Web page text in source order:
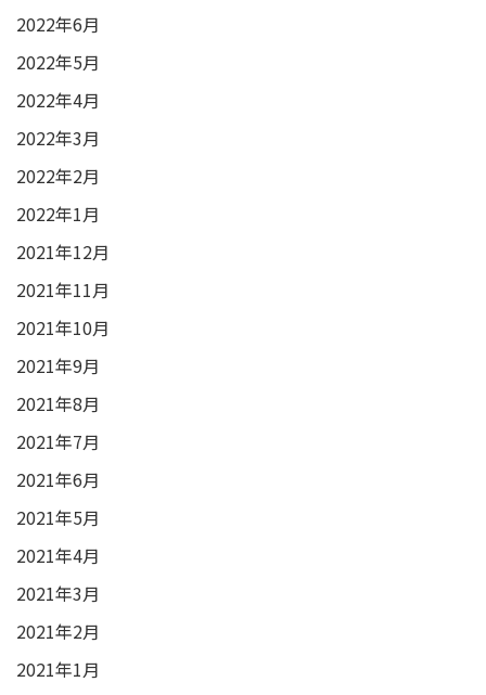
2022年6月
2022年5月
2022年4月
2022年3月
2022年2月
2022年1月
2021年12月
2021年11月
2021年10月
2021年9月
2021年8月
2021年7月
2021年6月
2021年5月
2021年4月
2021年3月
2021年2月
2021年1月